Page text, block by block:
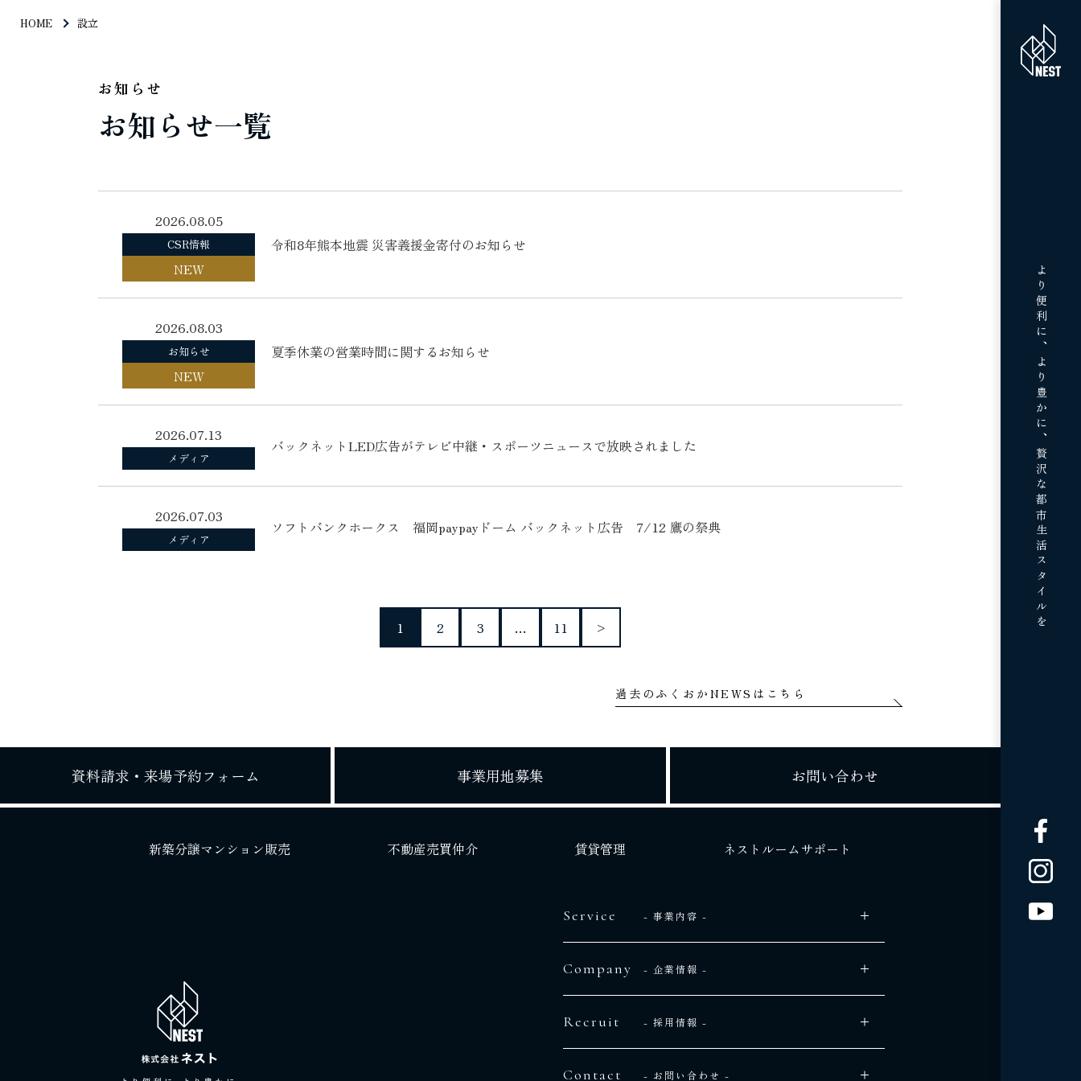
より便利に、より豊かに、
贅沢な都市生活スタイルを
HOME 設立
お知らせ
お知らせ一覧
2026.08.05
CSR情報
NEW
令和8年熊本地震 災害義援金寄付のお知らせ
2026.08.03
お知らせ
NEW
夏季休業の営業時間に関するお知らせ
2026.07.13
メディア
バックネットLED広告がテレビ中継・スポーツニュースで放映されました
2026.07.03
メディア
ソフトバンクホークス 福岡paypayドーム バックネット広告 7/12 鷹の祭典
1 2 3 … 11 >
過去のふくおかNEWSはこちら
資料請求・ 来場予約フォーム 事業用地募集 お問い合わせ
新築分譲マンション販売 不動産売買仲介 賃貸管理 ネストルームサポート
Service - 事業内容 -
Company - 企業情報 -
Recruit - 採用情報 -
Contact - お問い合わせ -